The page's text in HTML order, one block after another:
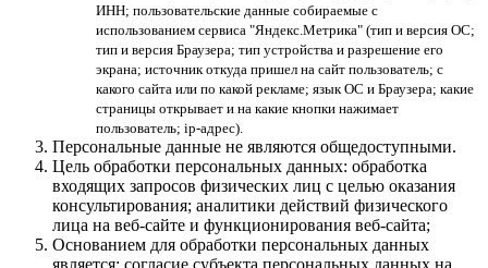
ИНН; пользовательские данные собираемые с
использованием сервиса "Яндекс.Метрика" (тип и версия ОС;
тип и версия Браузера; тип устройства и разрешение его
экрана; источник откуда пришел на сайт пользователь; с
какого сайта или по какой рекламе; язык ОС и Браузера; какие
страницы открывает и на какие кнопки нажимает
пользователь; ip-адрес).
Персональные данные не являются общедоступными.
Цель обработки персональных данных: обработка
входящих запросов физических лиц с целью оказания
консультирования; аналитики действий физического
лица на веб-сайте и функционирования веб-сайта;
Основанием для обработки персональных данных
является: согласие субъекта персональных данных на